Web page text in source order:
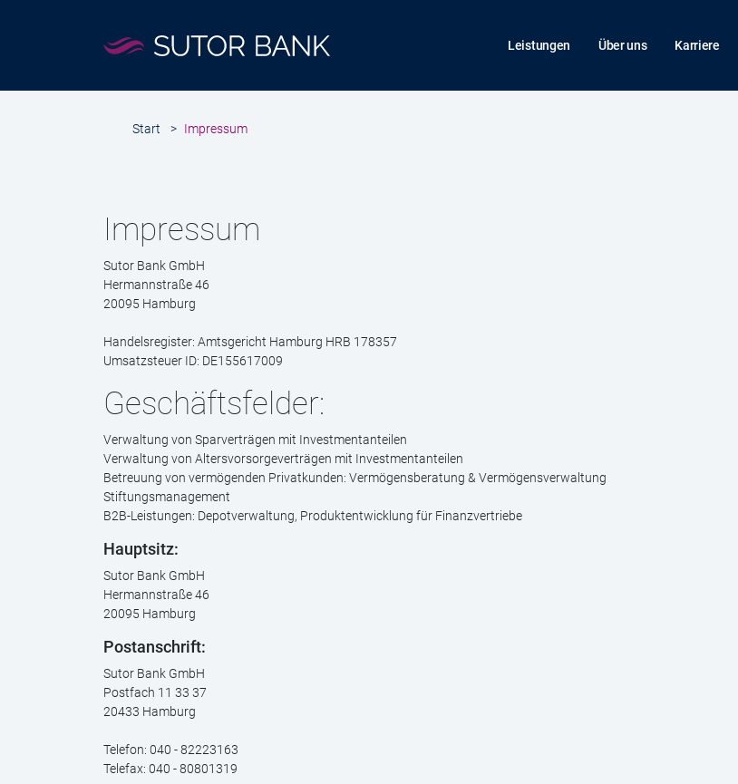
Leistungen Über uns Karriere
Start > Impressum
Impressum
Sutor Bank GmbH
Hermannstraße 46
20095 Hamburg
Handelsregister: Amtsgericht Hamburg HRB 178357
Umsatzsteuer ID: DE155617009
Geschäftsfelder:
Verwaltung von Sparverträgen mit Investmentanteilen
Verwaltung von Altersvorsorgeverträgen mit Investmentanteilen
Betreuung von vermögenden Privatkunden: Vermögensberatung & Vermögensverwaltung
Stiftungsmanagement
B2B-Leistungen: Depotverwaltung, Produktentwicklung für Finanzvertriebe
Hauptsitz:
Sutor Bank GmbH
Hermannstraße 46
20095 Hamburg
Postanschrift:
Sutor Bank GmbH
Postfach 11 33 37
20433 Hamburg
Telefon: 040 - 82223163
Telefax: 040 - 80801319